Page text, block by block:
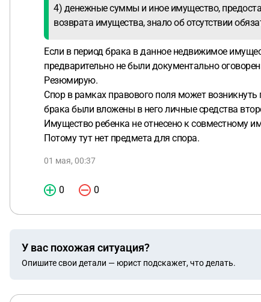
4) денежные суммы и иное имущество,
возврата имущества, знало об отсутствии
Если в период брака в данное недвижимое
предварительно не были документально
Резюмирую.
Спор в рамках правового поля может возникнуть
брака были вложены в него личные средства
Имущество ребенка не отнесено к совместному
Потому тут нет предмета для спора.
01 мая, 00:37
0 0
У вас похожая ситуация?
Опишите свои детали — юрист подскажет, что делать.